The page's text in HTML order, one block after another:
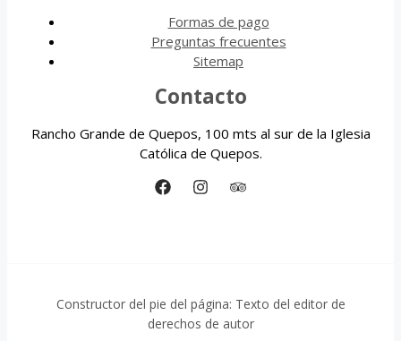
Formas de pago
Preguntas frecuentes
Sitemap
Contacto
Rancho Grande de Quepos, 100 mts al sur de la Iglesia
Católica de Quepos.
Constructor del pie del página: Texto del editor de
derechos de autor